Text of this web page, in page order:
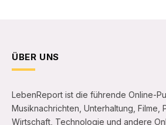
ÜBER UNS
LebenReport ist die führende Online-
Musiknachrichten, Unterhaltung, Filme,
Wirtschaft, Technologie und andere